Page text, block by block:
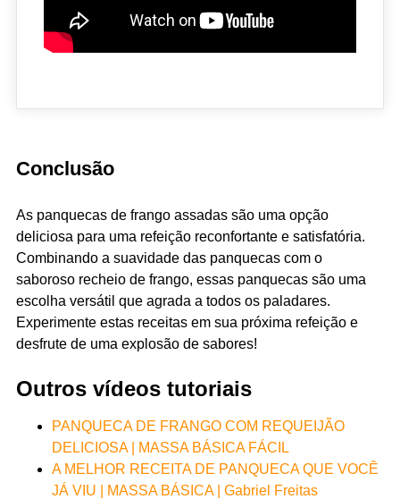
Conclusão
As panquecas de frango assadas são uma opção
deliciosa para uma refeição reconfortante e satisfatória.
Combinando a suavidade das panquecas com o
saboroso recheio de frango, essas panquecas são uma
escolha versátil que agrada a todos os paladares.
Experimente estas receitas em sua próxima refeição e
desfrute de uma explosão de sabores!
Outros vídeos tutoriais
PANQUECA DE FRANGO COM REQUEIJÃO
DELICIOSA | MASSA BÁSICA FÁCIL
A MELHOR RECEITA DE PANQUECA QUE VOCÊ
JÁ VIU | MASSA BÁSICA | Gabriel Freitas